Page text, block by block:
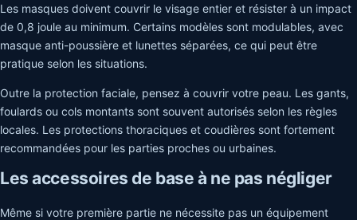
Les masques doivent couvrir le visage entier et résister à un impact
de 0,8 joule au minimum. Certains modèles sont modulables, avec
masque anti-poussière et lunettes séparées, ce qui peut être
pratique selon les situations.
Outre la protection faciale, pensez à couvrir votre peau. Les gants,
foulards ou cols montants sont souvent autorisés selon les règles
locales. Les protections thoraciques et coudières sont fortement
recommandées pour les parties proches ou urbaines.
Les accessoires de base à ne pas négliger
Même si votre première partie ne nécessite pas un équipement